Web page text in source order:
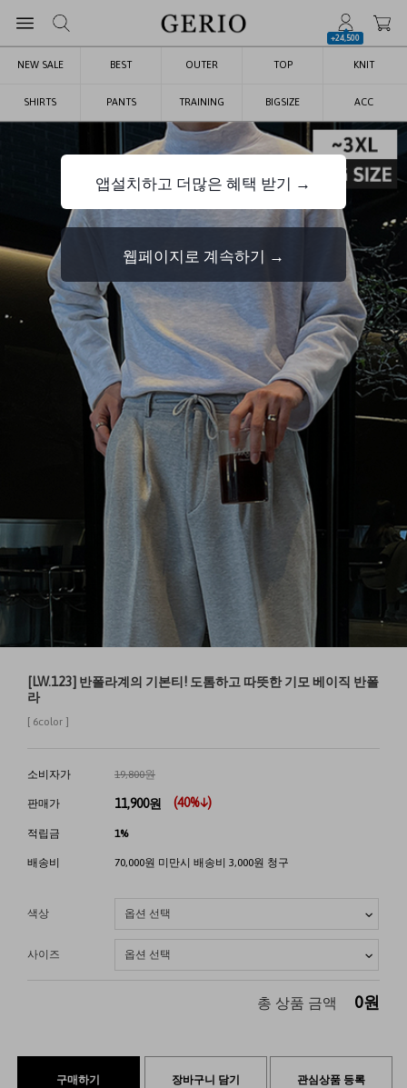
+24,500
NEW SALE BEST OUTER TOP KNIT
SHIRTS PANTS TRAINING BIGSIZE ACC
[LW.123] 반폴라계의 기본티! 도톰하고 따뜻한 기모 베이직 반폴
라
[ 6color ]
소비자가 19,800원
판매가 11,900원 (40%↓)
적립금 1%
배송비 70,000원 미만시 배송비 3,000원 청구
색상
사이즈
총 상품 금액 0원
구매하기 장바구니 담기 관심상품 등록
앱설치하고 더많은 혜택 받기 →
웹페이지로 계속하기 →